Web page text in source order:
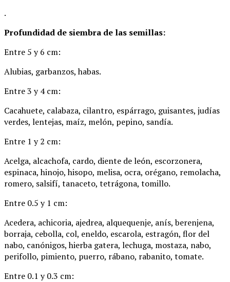
.
Profundidad de siembra de las semillas:
Entre 5 y 6 cm:
Alubias, garbanzos, habas.
Entre 3 y 4 cm:
Cacahuete, calabaza, cilantro, espárrago, guisantes, judías
verdes, lentejas, maíz, melón, pepino, sandía.
Entre 1 y 2 cm:
Acelga, alcachofa, cardo, diente de león, escorzonera,
espinaca, hinojo, hisopo, melisa, ocra, orégano, remolacha,
romero, salsifí, tanaceto, tetrágona, tomillo.
Entre 0.5 y 1 cm:
Acedera, achicoria, ajedrea, alquequenje, anís, berenjena,
borraja, cebolla, col, eneldo, escarola, estragón, flor del
nabo, canónigos, hierba gatera, lechuga, mostaza, nabo,
perifollo, pimiento, puerro, rábano, rabanito, tomate.
Entre 0.1 y 0.3 cm: